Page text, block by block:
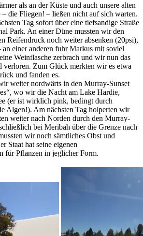
als an der Küste und auch unsere alten
– die Fliegen! – ließen nicht auf sich warten.
Tag sofort über eine tiefsandige Straße
Park. An einer Düne mussten wir den
Reifendruck noch weiter absenken (20psi),
einer anderen fuhr Markus mit soviel
Weinflasche zerbrach und wir nun das
verloren. Zum Glück merkten wir es etwa
und fanden es.
weiter nordwärts in den Murray-Sunset
wo wir die Nacht am Lake Hardie,
(er ist wirklich pink, bedingt durch
Algen!). Am nächsten Tag holperten wir
weiter nach Norden durch den Murray-
bei Meribah über die Grenze nach
wir noch sämtliches Obst und
Staat hat seine eigenen
für Pflanzen in jeglicher Form.